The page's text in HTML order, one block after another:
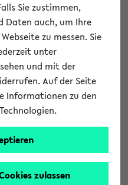
(06.08.26)
Studierenden':
Universität Bielefeld
Abschlussarbeiten. Sie
Abschlussarbeit beim
Bitte nutzen Sie für Ihre
Sie zustimmen,
Daten auch, um Ihre
zu messen. Sie
unter
und mit der
Auf der Seite
Informationen zu den
zulassen